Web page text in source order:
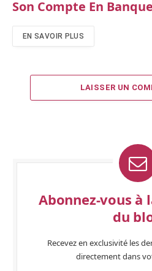
Son Compte En Banque
EN SAVOIR PLUS
LAISSER UN
Abonnez-vous à
du
Recevez en exclusivité les
directement dans